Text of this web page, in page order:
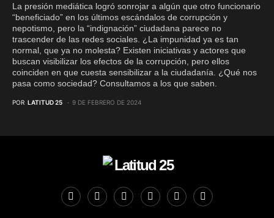
La presión mediática logró sonrojar a algún que otro funcionario
“beneficiado” en los últimos escándalos de corrupción y
nepotismo, pero la “indignación” ciudadana parece no
trascender de las redes sociales. ¿La impunidad ya es tan
normal, que ya no molesta? Existen iniciativas y actores que
buscan visibilizar los efectos de la corrupción, pero ellos
coinciden en que cuesta sensibilizar a la ciudadanía. ¿Qué nos
pasa como sociedad? Consultamos a los que saben.
POR LATITUD 25 9 DE FEBRERO DE 2024